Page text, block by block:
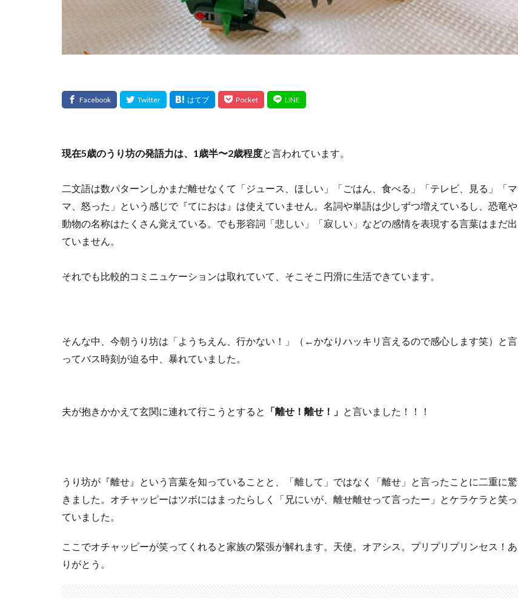
現在5歳のうり坊の発語力は、1歳半〜2歳程度と言われています。
二文語は数パターンしかまだ離せなくて「ジュース、ほしい」「ごはん、食べる」「テレビ、見る」「マ
マ、怒った」という感じで『てにおは』は使えていません。名詞や単語は少しずつ増えているし、恐竜や
動物の名称はたくさん覚えている。でも形容詞「悲しい」「寂しい」などの感情を表現する言葉はまだ出
ていません。
それでも比較的コミニュケーションは取れていて、そこそこ円滑に生活できています。
そんな中、今朝うり坊は「ようちえん、行かない！」（←かなりハッキリ言えるので感心します笑）と言
ってバス時刻が迫る中、暴れていました。
夫が抱きかかえて玄関に連れて行こうとすると 「離せ！離せ！」 と言いました！！！
うり坊が『離せ』という言葉を知っていることと、「離して」ではなく「離せ」と言ったことに二重に驚
きました。オチャッピーはツボにはまったらしく「兄にいが、離せ離せって言ったー」とケラケラと笑っ
ていました。
ここでオチャッピーが笑ってくれると家族の緊張が解れます。天使。オアシス。プリプリプリンセス！あ
りがとう。